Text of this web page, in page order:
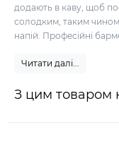
додають в каву, щоб
солодким, таким чином
напій. Професійні
Читати далі...
З цим товаром